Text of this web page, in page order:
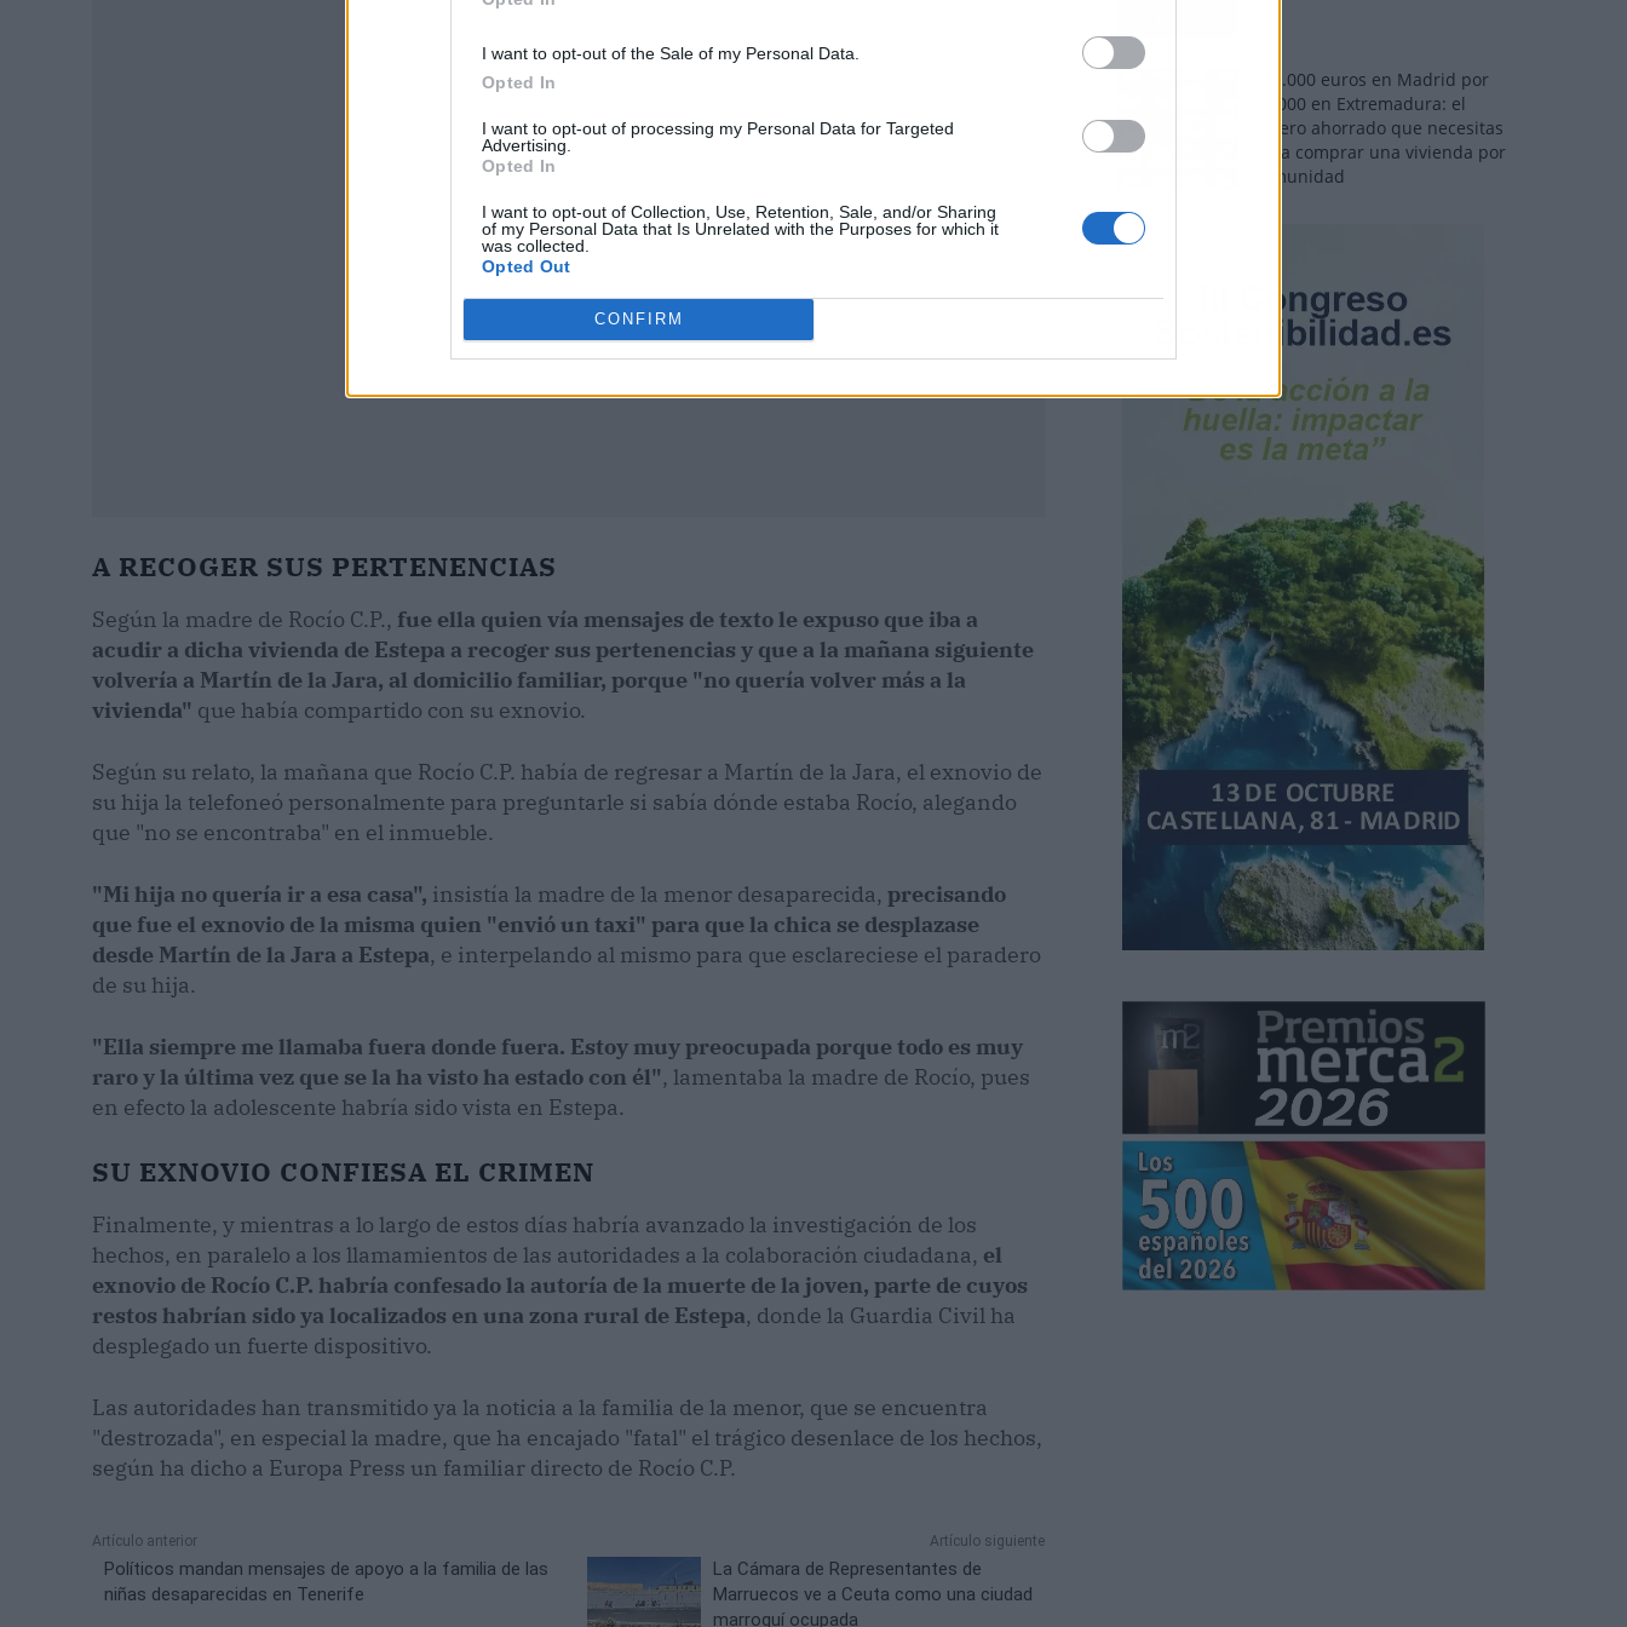
I want to opt-out of the Sale of my Personal Data.
Opted In
I want to opt-out of processing my Personal Data for Targeted
Advertising.
Opted In
I want to opt-out of Collection, Use, Retention, Sale, and/or Sharing
of my Personal Data that Is Unrelated with the Purposes for which it
was collected.
Opted Out
CONFIRM
Publicidad
A RECOGER SUS PERTENENCIAS
Según la madre de Rocío C.P., fue ella quien vía mensajes de texto le expuso que iba a
acudir a dicha vivienda de Estepa a recoger sus pertenencias y que a la mañana siguiente
volvería a Martín de la Jara, al domicilio familiar, porque "no quería volver más a la
vivienda" que había compartido con su exnovio.
Según su relato, la mañana que Rocío C.P. había de regresar a Martín de la Jara, el exnovio de
su hija la telefoneó personalmente para preguntarle si sabía dónde estaba Rocío, alegando
que "no se encontraba" en el inmueble.
"Mi hija no quería ir a esa casa", insistía la madre de la menor desaparecida, precisando
que fue el exnovio de la misma quien "envió un taxi" para que la chica se desplazase
desde Martín de la Jara a Estepa, e interpelando al mismo para que esclareciese el paradero
de su hija.
"Ella siempre me llamaba fuera donde fuera. Estoy muy preocupada porque todo es muy
raro y la última vez que se la ha visto ha estado con él", lamentaba la madre de Rocío, pues
en efecto la adolescente habría sido vista en Estepa.
SU EXNOVIO CONFIESA EL CRIMEN
Finalmente, y mientras a lo largo de estos días habría avanzado la investigación de los
hechos, en paralelo a los llamamientos de las autoridades a la colaboración ciudadana, el
exnovio de Rocío C.P. habría confesado la autoría de la muerte de la joven, parte de cuyos
restos habrían sido ya localizados en una zona rural de Estepa, donde la Guardia Civil ha
desplegado un fuerte dispositivo.
Las autoridades han transmitido ya la noticia a la familia de la menor, que se encuentra
"destrozada", en especial la madre, que ha encajado "fatal" el trágico desenlace de los hechos,
según ha dicho a Europa Press un familiar directo de Rocío C.P.
Artículo anterior
Políticos mandan mensajes de apoyo a la familia de las
niñas desaparecidas en Tenerife
Artículo siguiente
La Cámara de Representantes de
Marruecos ve a Ceuta como una ciudad
marroquí ocupada
110.000 euros en Madrid por
31.000 en Extremadura: el
dinero ahorrado que necesitas
para comprar una vivienda por
comunidad